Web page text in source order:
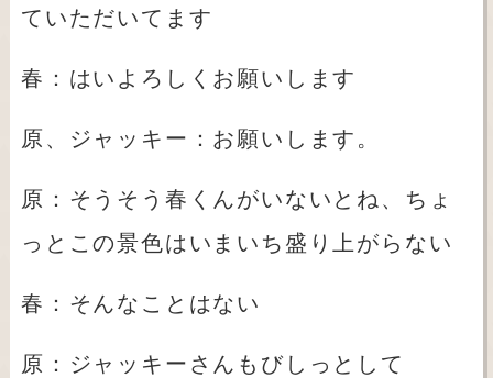
ていただいてます
春：はいよろしくお願いします
原、ジャッキー：お願いします。
原：そうそう春くんがいないとね、ちょ
っとこの景色はいまいち盛り上がらない
春：そんなことはない
原：ジャッキーさんもびしっとして